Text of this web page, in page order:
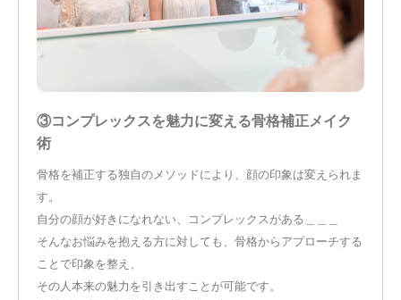
③コンプレックスを魅力に変える骨格補正メイク
術
骨格を補正する独自のメソッドにより、顔の印象は変えられま
す。
自分の顔が好きになれない、コンプレックスがある＿＿＿
そんなお悩みを抱える方に対しても、骨格からアプローチする
ことで印象を整え、
その人本来の魅力を引き出すことが可能です。